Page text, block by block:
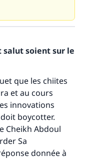
salut soient sur le
que les chiites
et au cours
innovations
boycotter.
Cheikh Abdoul
Sa
donnée à